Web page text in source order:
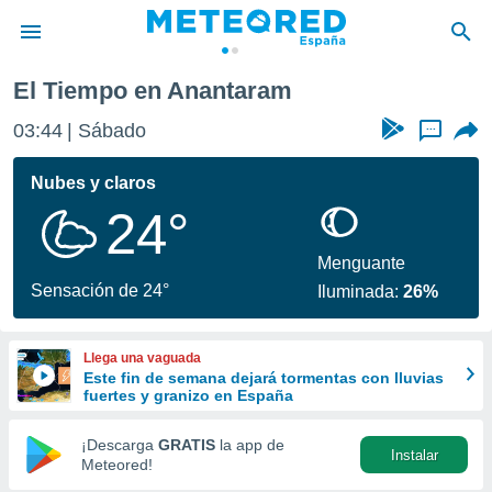
de
por
se
calidad.
a este
las
y
forma
digital
basada
El Tiempo en Anantaram
03:44 Sábado ...
Nubes y claros
24°
Sensación de 24°
Menguante
Iluminada:26%
Llega una vaguada
Este fin de semana dejará tormentas con lluvias
fuertes y granizo en España
¡Descarga GRATIS la app de
Meteored!
Instalar